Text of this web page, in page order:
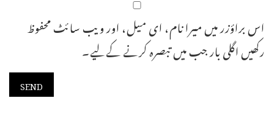
اس براؤزر میں میرا نام، ای میل، اور ویب سائٹ محفوظ
رکھیں اگلی بار جب میں تبصرہ کرنے کےلیے۔